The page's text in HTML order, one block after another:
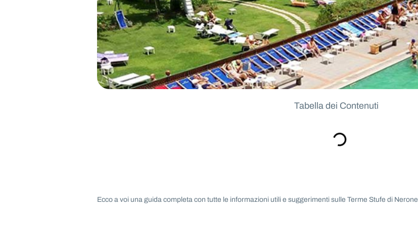
Tabella dei Contenuti
Ecco a voi una guida completa con tutte le informazioni utili e suggerimenti sulle Terme Stufe di Nerone